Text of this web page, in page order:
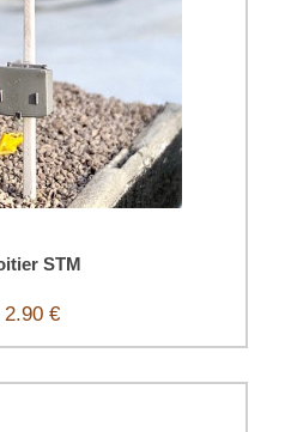
STM
2.90 €